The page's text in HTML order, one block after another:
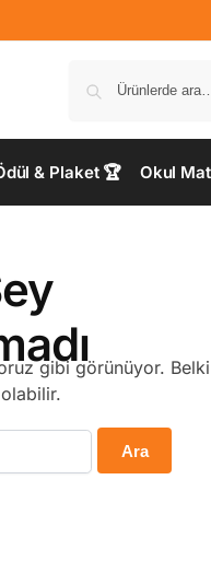
& Plaket 🏆 Okul
gibi görünüyor.
olabilir.